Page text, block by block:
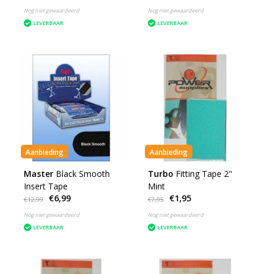
Nog niet gewaardeerd
LEVERBAAR
Nog niet gewaardeerd
LEVERBAAR
Aanbieding
Master Black Smooth
Insert Tape
€12,99 €6,99
Nog niet gewaardeerd
LEVERBAAR
Aanbieding
Turbo Fitting Tape 2"
Mint
€7,95 €1,95
Nog niet gewaardeerd
LEVERBAAR